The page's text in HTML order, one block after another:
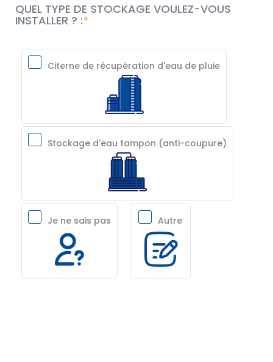
QUEL TYPE DE STOCKAGE VOULEZ-VOUS
INSTALLER ? :
Citerne de récupération d'eau de pluie
Stockage d'eau tampon (anti-coupure)
Je ne sais pas Autre